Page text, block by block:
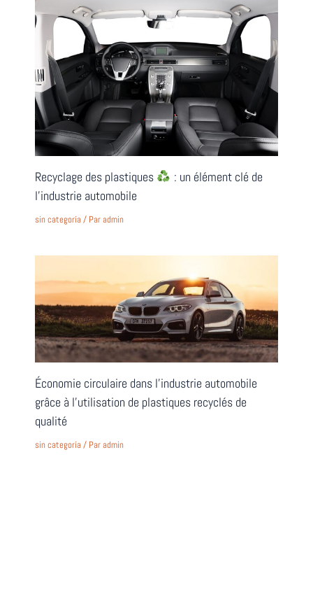
Recyclage des plastiques
: un élément clé de
l’industrie automobile
sin categoría/ Paradmin
Économie circulaire dans l’industrie automobile
grâce à l’utilisation de plastiques recyclés de
qualité
sin categoría/ Paradmin